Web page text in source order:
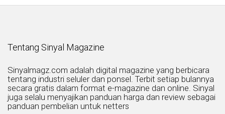
Tentang Sinyal Magazine
Sinyalmagz.com adalah digital magazine yang berbicara
tentang industri seluler dan ponsel. Terbit setiap bulannya
secara gratis dalam format e-magazine dan online. Sinyal
juga selalu menyajikan panduan harga dan review sebagai
panduan pembelian untuk netters